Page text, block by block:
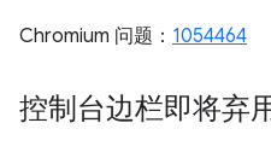
Chromium 问题： 1054464
控制台边栏即将弃